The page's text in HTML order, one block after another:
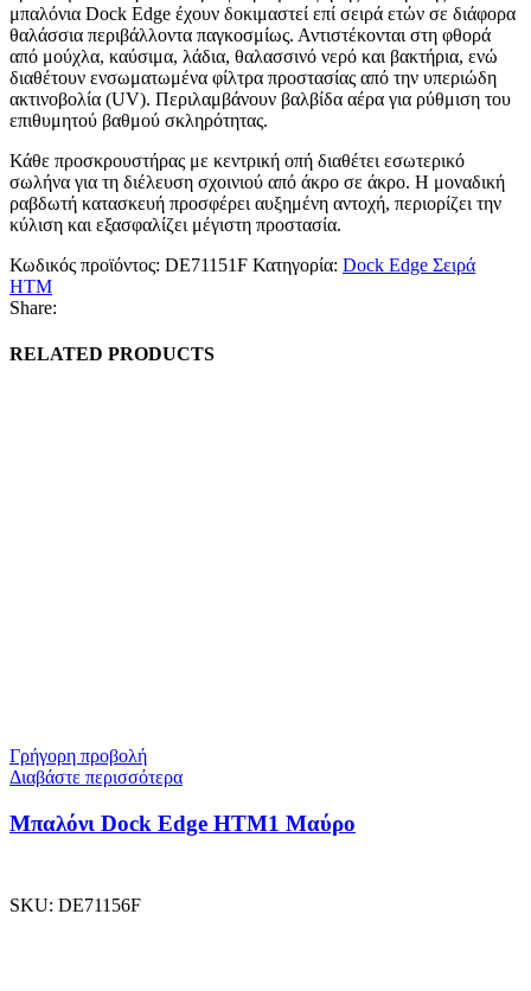
μπαλόνια Dock Edge έχουν δοκιμαστεί επί σειρά ετών σε διάφορα
θαλάσσια περιβάλλοντα παγκοσμίως. Αντιστέκονται στη φθορά
από μούχλα, καύσιμα, λάδια, θαλασσινό νερό και βακτήρια, ενώ
διαθέτουν ενσωματωμένα φίλτρα προστασίας από την υπεριώδη
ακτινοβολία (UV). Περιλαμβάνουν βαλβίδα αέρα για ρύθμιση του
επιθυμητού βαθμού σκληρότητας.
Κάθε προσκρουστήρας με κεντρική οπή διαθέτει εσωτερικό
σωλήνα για τη διέλευση σχοινιού από άκρο σε άκρο. Η μοναδική
ραβδωτή κατασκευή προσφέρει αυξημένη αντοχή, περιορίζει την
κύλιση και εξασφαλίζει μέγιστη προστασία.
Κωδικός προϊόντος: DE71151F Κατηγορία: Dock Edge Σειρά
HTM
Share:
RELATED PRODUCTS
Γρήγορη προβολή
Διαβάστε περισσότερα
Μπαλόνι Dock Edge ΗΤΜ1 Μαύρο
SKU: DE71156F